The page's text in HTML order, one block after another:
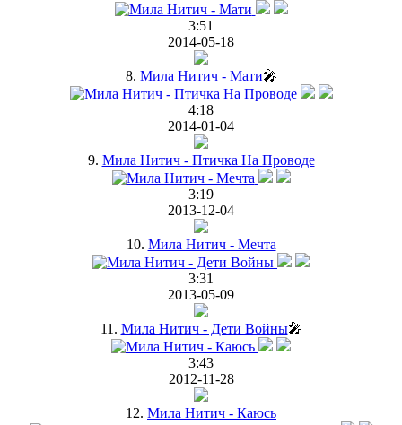
3:51
2014-05-18
8. Мила Нитич - Мати🎤
4:18
2014-01-04
9. Мила Нитич - Птичка На Проводе
3:19
2013-12-04
10. Мила Нитич - Мечта
3:31
2013-05-09
11. Мила Нитич - Дети Войны🎤
3:43
2012-11-28
12. Мила Нитич - Каюсь